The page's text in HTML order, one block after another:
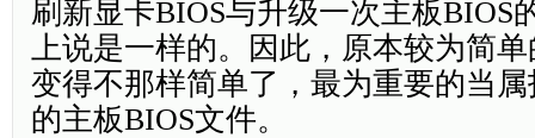
刷新显卡BIOS与升级一次主板BIOS
上说是一样的。因此，原本较为简
变得不那样简单了，最为重要的当
的主板BIOS文件。